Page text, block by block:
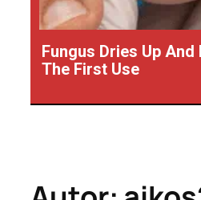
Fungus Dries Up
The First Use